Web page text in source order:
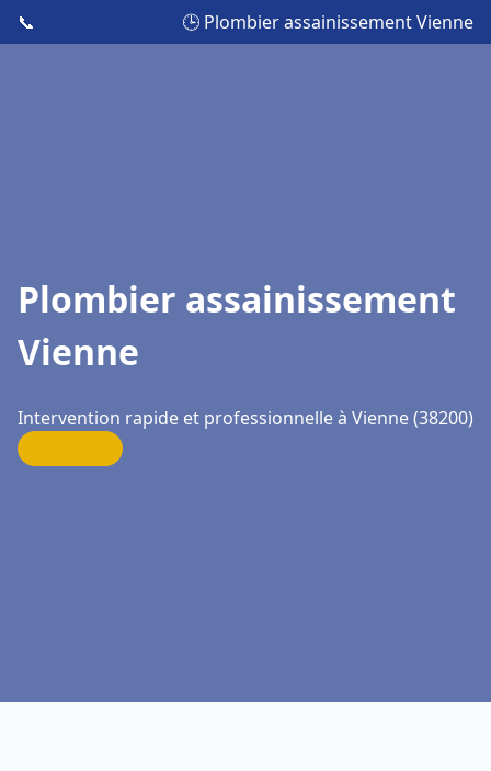
📞 🕒 Plombier assainissement Vienne
Plombier assainissement
Vienne
Intervention rapide et professionnelle à Vienne (38200)